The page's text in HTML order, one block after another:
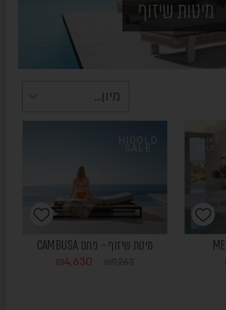
מיטות שיזוף
ONLINE
מיטת שיזוף – פחם CAMBUSA
9,263
₪4,630
HIGOLD
SALE